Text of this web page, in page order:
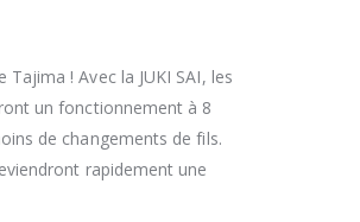
! Avec la JUKI SAI, les
un fonctionnement à 8
de changements de fils.
rapidement une